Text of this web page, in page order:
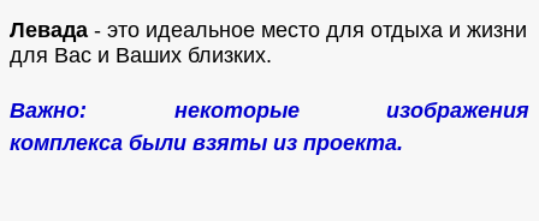
Левада - это идеальное место для отдыха и жизни
для Вас и Ваших близких.
Важно: некоторые изображения
комплекса были взяты из проекта.